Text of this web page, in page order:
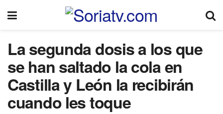
La segunda dosis a los que
se han saltado la cola en
Castilla y León la recibirán
cuando les toque